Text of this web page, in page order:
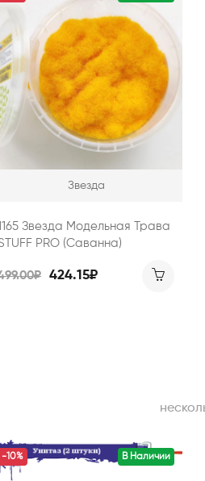
Звезда
Звезда Модельная Трава
PRO (Саванна)
424.15₽
В Наличии
-10%